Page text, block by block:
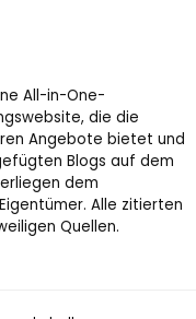
All-in-One-
die die
Angebote bietet und
Blogs auf dem
dem
Alle zitierten
Quellen.